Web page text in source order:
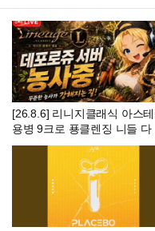
[26.8.6] 리니지클래식 아스테
용병 9크로 푱클렌징 니들 다 죽
었어잉 #리니지 #리니지클래식 #
내가수영 #모지리단 #푱비서
악 #이문주 #똘끼 #만만